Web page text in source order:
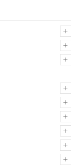
+
+
+
+
+
+
+
+
+